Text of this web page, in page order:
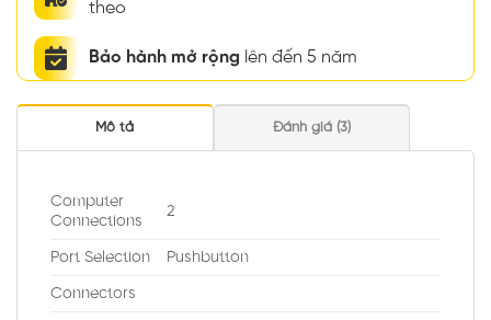
theo
Bảo hành mở rộng lên đến 5 năm
Mô tả Đánh giá (3)
Computer
Connections
2
Port Selection Pushbutton
Connectors